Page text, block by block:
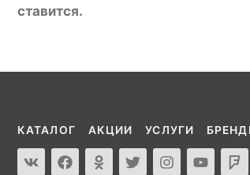
ставится.
КАТАЛОГ АКЦИИ УСЛУГИ